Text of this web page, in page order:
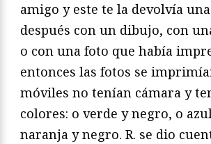
amigo y este te la devolvía
después con un dibujo, con
o con una foto que había
entonces las fotos se
móviles no tenían cámara y
colores: o verde y negro, o
naranja y negro. R. se dio